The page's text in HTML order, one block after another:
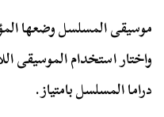
موسيقى المسلسل وضعها
واختار استخدام الموسيقى
دراما المسلسل بامتياز.